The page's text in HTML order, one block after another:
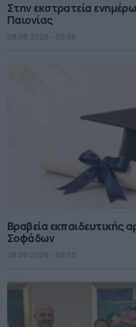
Στην εκστρατεία
Παιονίας
08.08.2026 - 09.05
Βραβεία εκπαιδευτικής
Σοφάδων
08.08.2026 - 08.55